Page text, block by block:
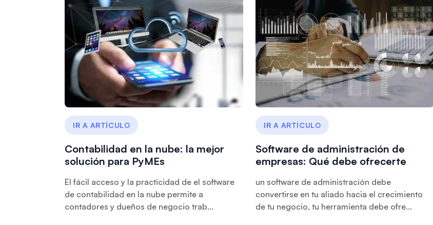
IR A ARTÍCULO
Contabilidad en la nube: la mejor
solución para PyMEs
El fácil acceso y la practicidad de el software
de contabilidad en la nube permite a
contadores y dueños de negocio trab...
IR A ARTÍCULO
Software de administración de
empresas: Qué debe ofrecerte
un software de administración debe
convertirse en tu aliado hacia el crecimiento
de tu negocio, tu herramienta debe ofre...